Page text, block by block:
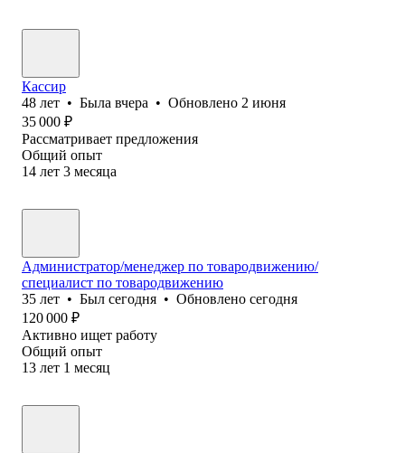
Кассир
48 лет • Была вчера • Обновлено 2 июня
35 000 ₽
Рассматривает предложения
Общий опыт
14 лет 3 месяца
Администратор/менеджер по товародвижению/
специалист по товародвижению
35 лет • Был сегодня • Обновлено сегодня
120 000 ₽
Активно ищет работу
Общий опыт
13 лет 1 месяц